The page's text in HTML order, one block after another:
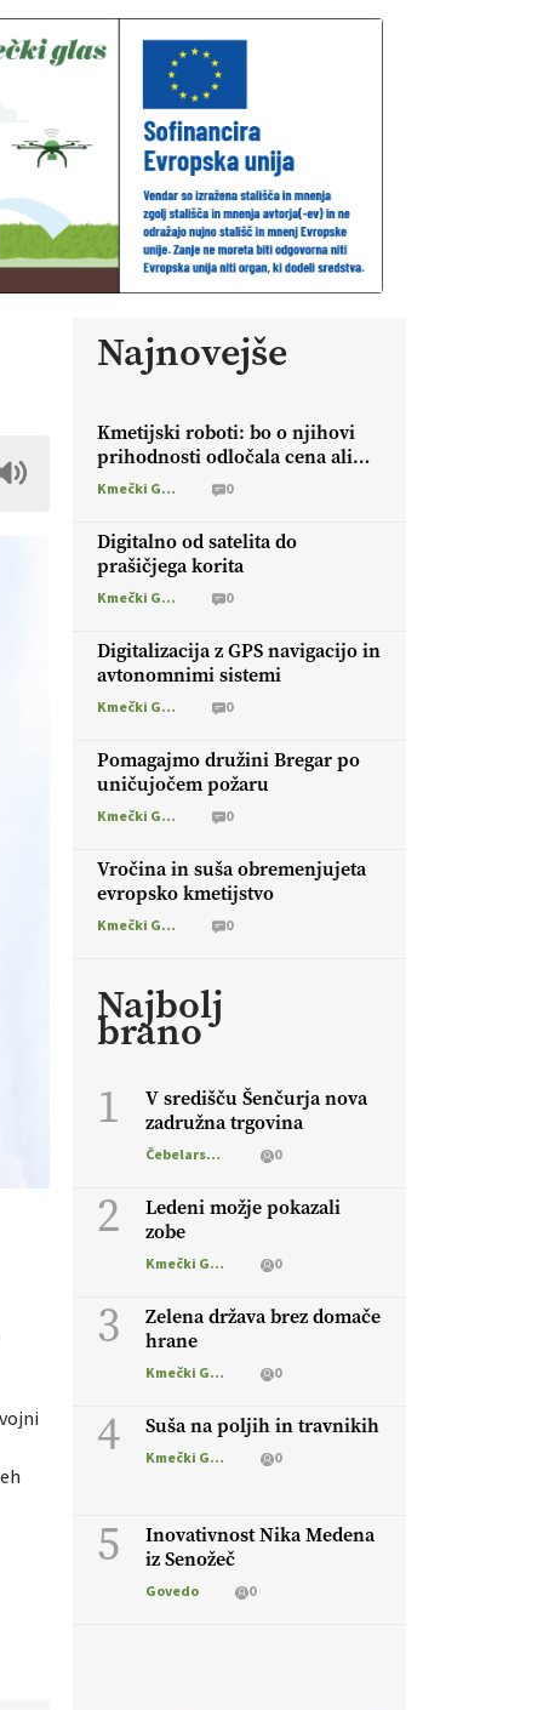
Najnovejše
Kmetijski roboti: bo o njihovi
prihodnosti odločala cena ali
prednosti za kmetijo?
Kmečki Glas 0
Digitalno od satelita do
prašičjega korita
Kmečki Glas 0
Digitalizacija z GPS navigacijo in
avtonomnimi sistemi
Kmečki Glas 0
Pomagajmo družini Bregar po
uničujočem požaru
Kmečki Glas 0
Vročina in suša obremenjujeta
evropsko kmetijstvo
Kmečki Glas 0
Najbolj
brano
1
V središču Šenčurja nova
zadružna trgovina
Čebelarstvo 0
2
Ledeni možje pokazali
zobe
Kmečki Glas 0
3
Zelena država brez domače
hrane
Kmečki Glas 0
4 Suša na poljih in travnikih
Kmečki Glas 0
5
Inovativnost Nika Medena
iz Senožeč
Govedo 0